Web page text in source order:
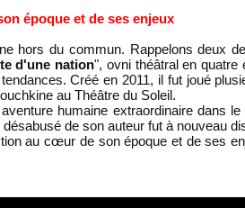
époque et de ses enjeux
hors du commun. Rappelons deux
d'une nation", ovni théâtral en quatre
Créé en 2011, il fut joué
au Théâtre du Soleil.
aventure humaine extraordinaire dans le
de son auteur fut à nouveau
au cœur de son époque et de ses